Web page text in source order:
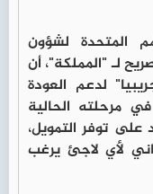
المتحدة لشؤون
لـ "المملكة"، أن
لدعم العودة
مرحلته الحالية
على توفر التمويل،
لأي لاجئ يرغب